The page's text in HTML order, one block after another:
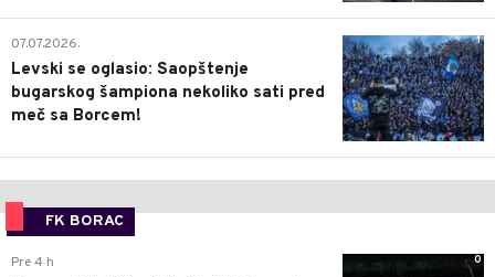
1
07.07.2026.
Levski se oglasio: Saopštenje
bugarskog šampiona nekoliko sati pred
meč sa Borcem!
FK BORAC
0
Pre 4 h